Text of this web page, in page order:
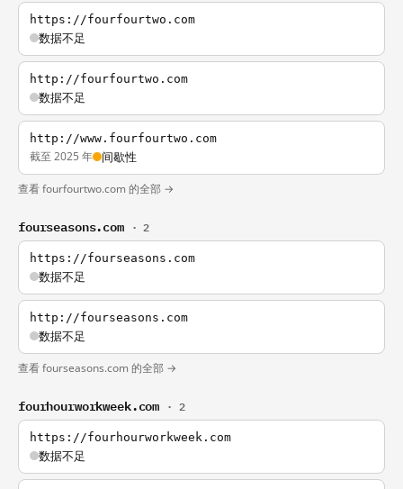
https://fourfourtwo.com
数据不足
http://fourfourtwo.com
数据不足
http://www.fourfourtwo.com
截至 2025 年 间歇性
查看 fourfourtwo.com 的全部 →
fourseasons.com · 2
https://fourseasons.com
数据不足
http://fourseasons.com
数据不足
查看 fourseasons.com 的全部 →
fourhourworkweek.com · 2
https://fourhourworkweek.com
数据不足